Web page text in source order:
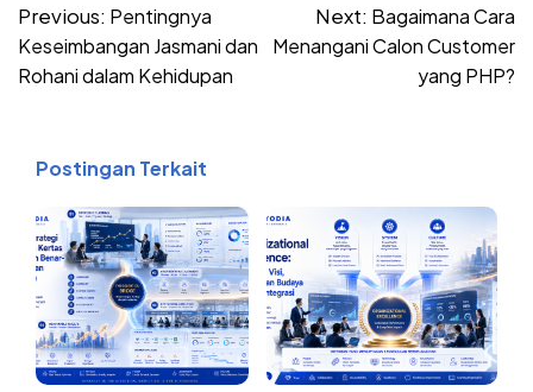
navigation
Previous: Pentingnya
Keseimbangan Jasmani dan
Rohani dalam Kehidupan
Next: Bagaimana Cara
Menangani Calon Customer
yang PHP?
Postingan Terkait